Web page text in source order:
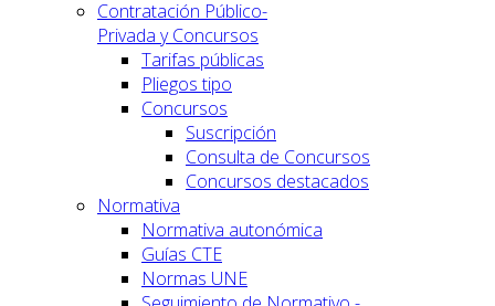
Contratación Público-
Privada y Concursos
Tarifas públicas
Pliegos tipo
Concursos
Suscripción
Consulta de Concursos
Concursos destacados
Normativa
Normativa autonómica
Guías CTE
Normas UNE